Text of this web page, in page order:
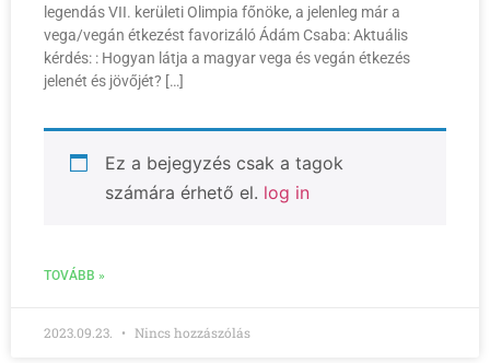
legendás VII. kerületi Olimpia főnöke, a jelenleg már a
vega/vegán étkezést favorizáló Ádám Csaba: Aktuális
kérdés: : Hogyan látja a magyar vega és vegán étkezés
jelenét és jövőjét? […]
Ez a bejegyzés csak a tagok
számára érhető el. log in
TOVÁBB »
2023.09.23. Nincs hozzászólás